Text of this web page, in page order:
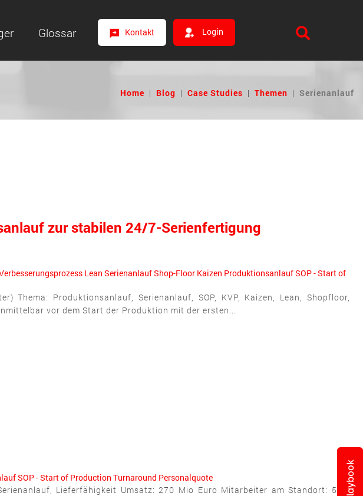
Glossar Kontakt Login
Home | Blog | Case Studies | Themen | Serienanlauf
zur stabilen 24/7-Serienfertigung
Lean SerienanlaufShop-Floor Kaizen ProduktionsanlaufSOP - Start of
Thema: Produktionsanlauf, Serienanlauf, SOP, KVP, Kaizen, Lean, Shopfloor,
vor dem Start der Produktion mit der ersten...
SOP - Start of Production Turnaround Personalquote
Lieferfähigkeit Umsatz: 270 Mio Euro Mitarbeiter am Standort: 500Playbook